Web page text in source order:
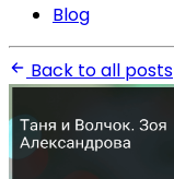
Blog
Back to all posts